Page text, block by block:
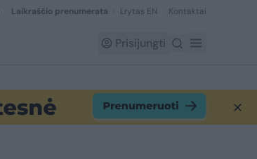
Laikraščio prenumerata Lrytas EN Kontaktai
Prisijungti